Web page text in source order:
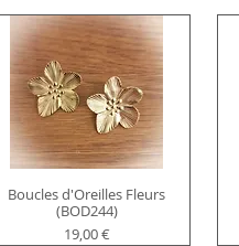
Boucles d'Oreilles Fleurs
(BOD244)
Prix
19,00 €